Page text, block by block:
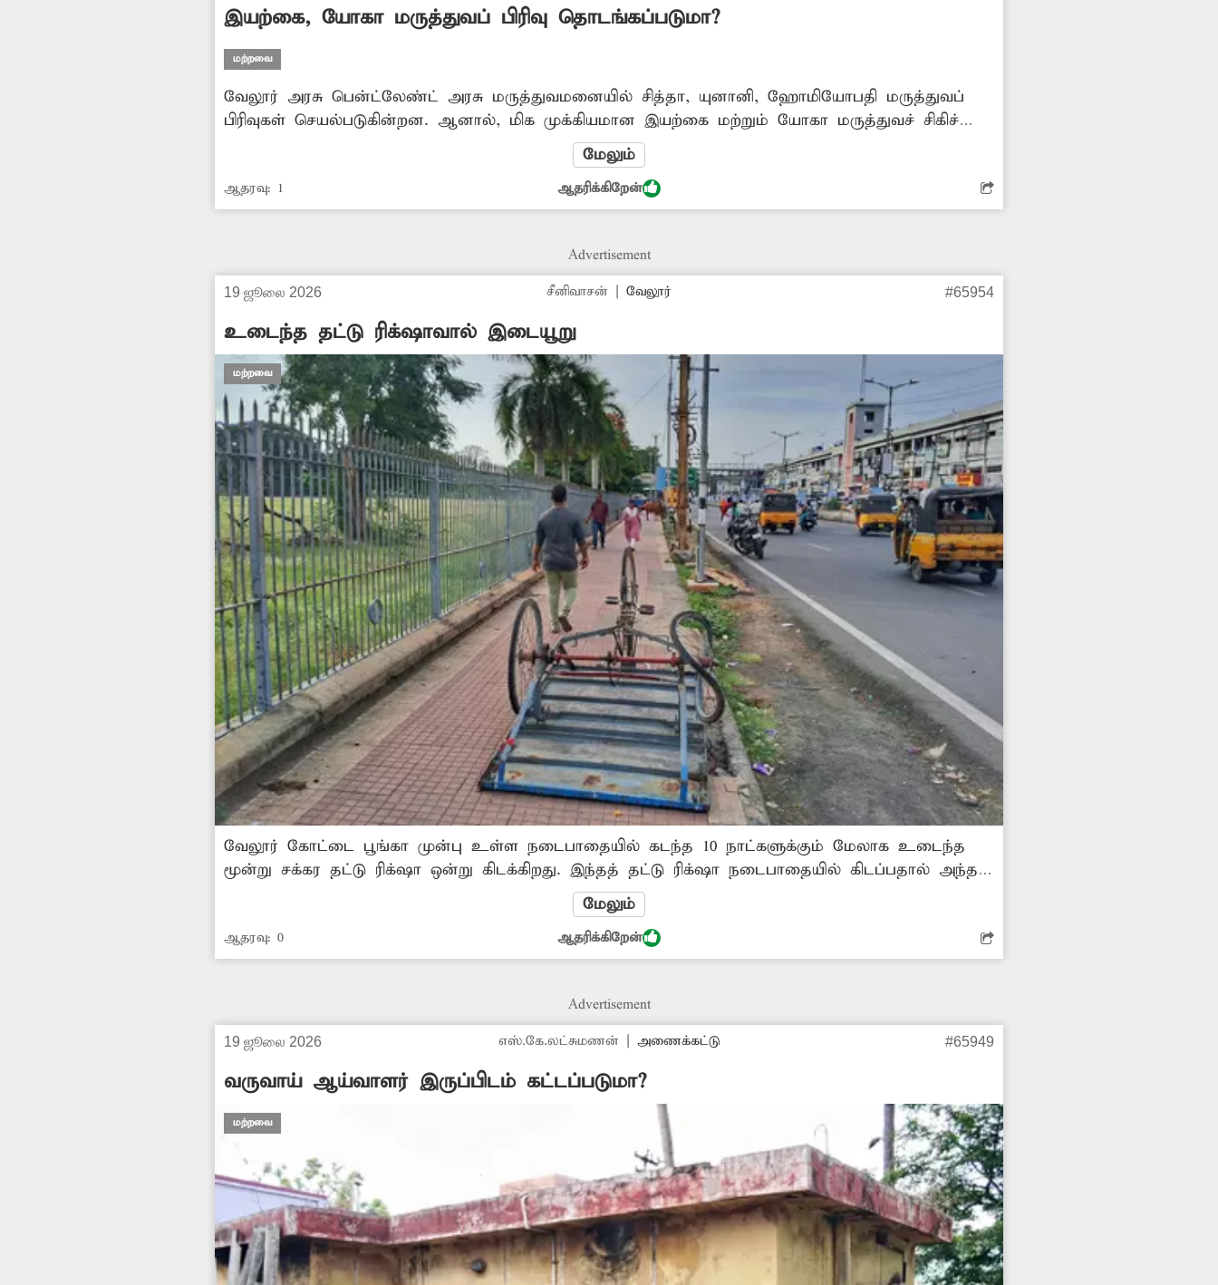
இயற்கை, யோகா மருத்துவப் பிரிவு தொடங்கப்படுமா?
மற்றவை
வேலூர் அரசு பென்ட்லேண்ட் அரசு மருத்துவமனையில் சித்தா, யுனானி, ஹோமியோபதி மருத்துவப்
பிரிவுகள் செயல்படுகின்றன. ஆனால், மிக முக்கியமான இயற்கை மற்றும் யோகா மருத்துவச் சிகிச்சை
பிரிவு இல்லை. இந்த மருத்துவ முறையில் மருந்துகள் உட்கொள்ளாமல் இயற்கையாகவே பல நீண்ட
கால நோய்களை குணப்படுத்தும் தன்மை கொண்டது. இந்த மருத்துவச் சிகிச்சை பிரிவை தொடக்க
மாவட்ட மற்றும் சித்தா தலைமை மருத்துவமனை நிர்வாகம் நடவடிக்கை எடுக்க வேண்டும்.
-அ.அன்பழகன், வேலூர்.
மேலும்
ஆதரவு: 1 ஆதரிக்கிறேன்
Advertisement
19 ஜூலை 2026 சீனிவாசன் வேலூர் #65954
உடைந்த தட்டு ரிக்‌ஷாவால் இடையூறு
மற்றவை
வேலூர் கோட்டை பூங்கா முன்பு உள்ள நடைபாதையில் கடந்த 10 நாட்களுக்கும் மேலாக உடைந்த
மூன்று சக்கர தட்டு ரிக்‌ஷா ஒன்று கிடக்கிறது. இந்தத் தட்டு ரிக்‌ஷா நடைபாதையில் கிடப்பதால் அந்த
வழியாக நடந்து செல்லும் பொதுமக்களுக்கு இடையூறு ஏற்படுகிறது. எனவே தட்டு ரிக்‌ஷாவை
அதிகாரிகள் அகற்ற வேண்டும். -சீனிவாசன், வேலூர்.
மேலும்
ஆதரவு: 0 ஆதரிக்கிறேன்
Advertisement
19 ஜூலை 2026 எஸ்.கே.லட்சுமணன் அணைக்கட்டு #65949
வருவாய் ஆய்வாளர் இருப்பிடம் கட்டப்படுமா?
மற்றவை